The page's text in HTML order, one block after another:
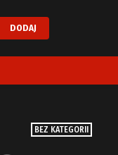
DODAJ
BEZ KATEGORII